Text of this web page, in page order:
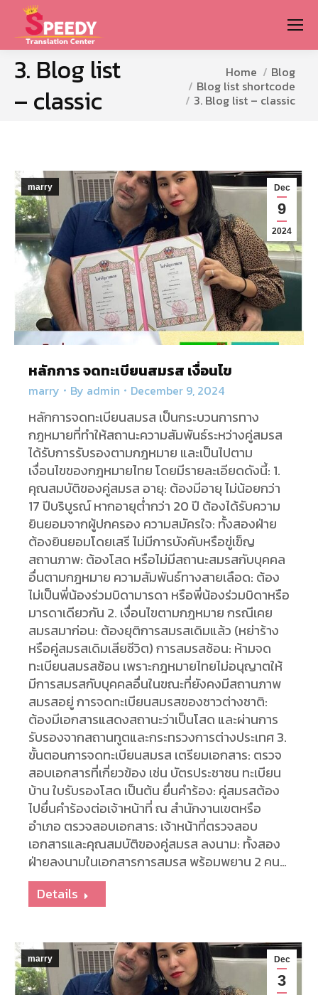
3. Blog list
– classic
Home
Blog
Blog list shortcode
3. Blog list – classic
Dec
9
2024
marry
หลักการ จดทะเบียนสมรส เงื่อนไข
marry By admin December 9, 2024
หลักการจดทะเบียนสมรส เป็นกระบวนการทาง
กฎหมายที่ทำให้สถานะความสัมพันธ์ระหว่างคู่สมรส
ได้รับการรับรองตามกฎหมาย และเป็นไปตาม
เงื่อนไขของกฎหมายไทย โดยมีรายละเอียดดังนี้: 1.
คุณสมบัติของคู่สมรส อายุ: ต้องมีอายุ ไม่น้อยกว่า
17 ปีบริบูรณ์ หากอายุต่ำกว่า 20 ปี ต้องได้รับความ
ยินยอมจากผู้ปกครอง ความสมัครใจ: ทั้งสองฝ่าย
ต้องยินยอมโดยเสรี ไม่มีการบังคับหรือขู่เข็ญ
สถานภาพ: ต้องโสด หรือไม่มีสถานะสมรสกับบุคคล
อื่นตามกฎหมาย ความสัมพันธ์ทางสายเลือด: ต้อง
ไม่เป็นพี่น้องร่วมบิดามารดา หรือพี่น้องร่วมบิดาหรือ
มารดาเดียวกัน 2. เงื่อนไขตามกฎหมาย กรณีเคย
สมรสมาก่อน: ต้องยุติการสมรสเดิมแล้ว (หย่าร้าง
หรือคู่สมรสเดิมเสียชีวิต) การสมรสซ้อน: ห้ามจด
ทะเบียนสมรสซ้อน เพราะกฎหมายไทยไม่อนุญาตให้
มีการสมรสกับบุคคลอื่นในขณะที่ยังคงมีสถานภาพ
สมรสอยู่ การจดทะเบียนสมรสของชาวต่างชาติ:
ต้องมีเอกสารแสดงสถานะว่าเป็นโสด และผ่านการ
รับรองจากสถานทูตและกระทรวงการต่างประเทศ 3.
ขั้นตอนการจดทะเบียนสมรส เตรียมเอกสาร: ตรวจ
สอบเอกสารที่เกี่ยวข้อง เช่น บัตรประชาชน ทะเบียน
บ้าน ใบรับรองโสด เป็นต้น ยื่นคำร้อง: คู่สมรสต้อง
ไปยื่นคำร้องต่อเจ้าหน้าที่ ณ สำนักงานเขตหรือ
อำเภอ ตรวจสอบเอกสาร: เจ้าหน้าที่ตรวจสอบ
เอกสารและคุณสมบัติของคู่สมรส ลงนาม: ทั้งสอง
ฝ่ายลงนามในเอกสารการสมรส พร้อมพยาน 2 คน…
Details
Dec
3
marry